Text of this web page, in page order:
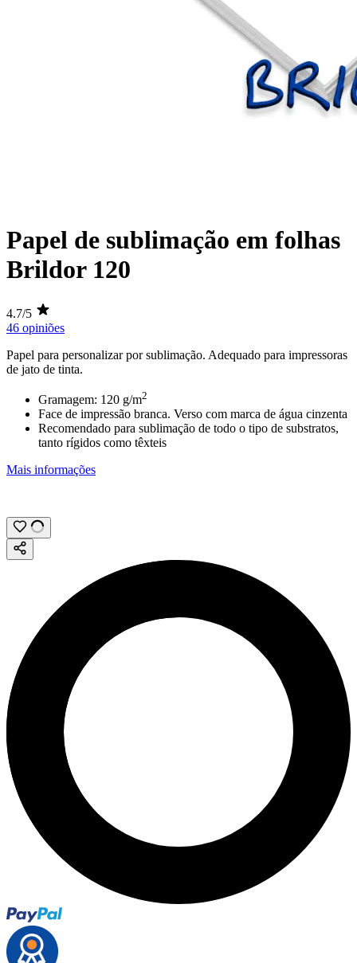
Papel de sublimação em folhas
Brildor 120
4.7/5
46 opiniões
Papel para personalizar porsublimação. Adequado para impressoras
de jato de tinta.
Gramagem: 120 g/m2
Face de impressão branca. Verso com marca de água cinzenta
Recomendado para sublimação de todo o tipo de substratos,
tanto rígidos como têxteis
Mais informações